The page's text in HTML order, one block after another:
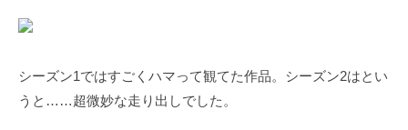
シーズン1ではすごくハマって観てた作品。シーズン2はとい
うと……超微妙な走り出しでした。